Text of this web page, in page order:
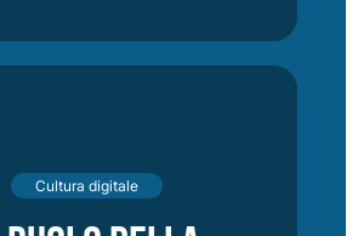
Cultura digitale